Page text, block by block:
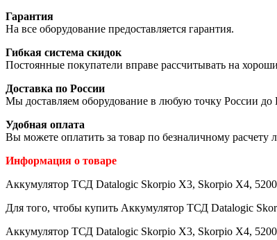
Гарантия
На все оборудование предоставляется гарантия.
Гибкая система скидок
Постоянные покупатели вправе рассчитывать на
Доставка по России
Мы доставляем оборудование в любую точку России
Удобная оплата
Вы можете оплатить за товар по безналичному расчету
Информация о товаре
Аккумулятор ТСД Datalogic Skorpio X3, Skorpio X4,
Для того, чтобы купить Аккумулятор ТСД Datalogic
Аккумулятор ТСД Datalogic Skorpio X3, Skorpio X4,